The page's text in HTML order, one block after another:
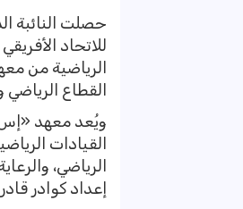
حصلت النائبة
للاتحاد
الرياضية من
القطاع
ويُعد معهد «إس
القيادات
الرياضي،
إعداد كوادر